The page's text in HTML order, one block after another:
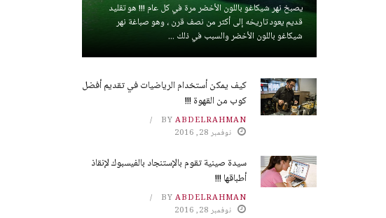
يصبخ نهر شيكاغو باللون الأخضر مرة في كل عام !!! هو تقليد
قديم يعود تاريخه إلى أكثر من نصف قرن ، وهو صباغة نهر
شيكاغو باللون الأخضر والسبب في ذلك ...
كيف يمكن أستخدام الرياضيات في تقديم أفضل
كوب من القهوة !!!
BY ABDELRAHMAN
نوفمبر 28, 2016
سيدة صينية تقوم بالإستنجاد بالفيسبوك لإنقاذ
أطباقها !!!
BY ABDELRAHMAN
نوفمبر 28, 2016